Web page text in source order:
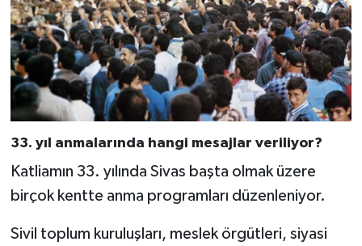
33. yıl anmalarında hangi mesajlar veriliyor?
Katliamın 33. yılında Sivas başta olmak üzere
birçok kentte anma programları düzenleniyor.
Sivil toplum kuruluşları, meslek örgütleri, siyasi